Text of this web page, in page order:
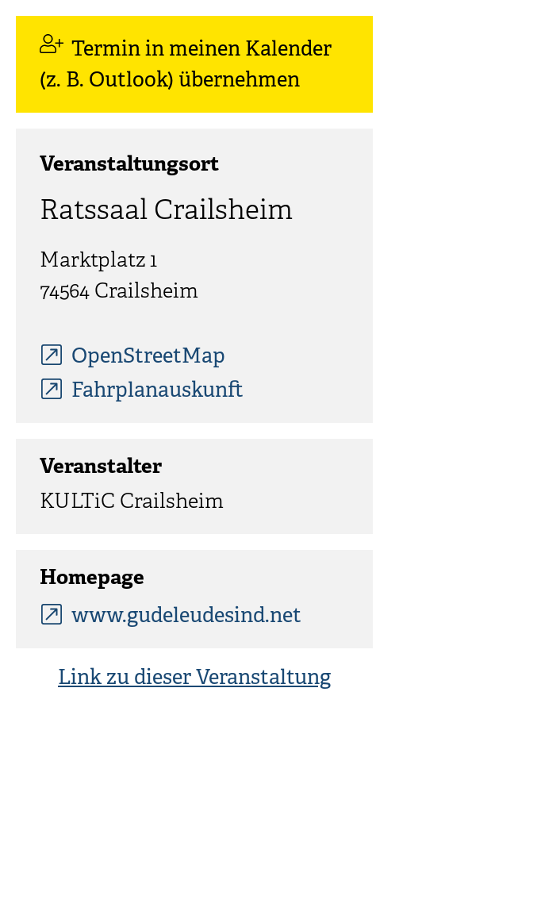
Termin in meinen Kalender
(z. B. Outlook) übernehmen
Veranstaltungsort
Ratssaal Crailsheim
Marktplatz 1
74564 Crailsheim
OpenStreetMap
Fahrplanauskunft
Veranstalter
KULTiC Crailsheim
Homepage
www.gudeleudesind.net
Link zu dieser Veranstaltung